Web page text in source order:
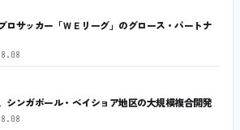
ロサッカー「ＷＥリーグ」のグロース・パートナ
シンガポール・ベイショア地区の大規模複合開発